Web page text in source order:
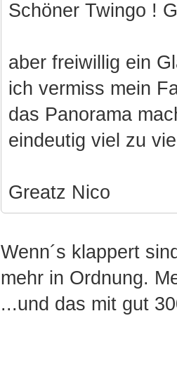
Schöner Twingo !
aber freiwillig ein
ich vermiss mein
das Panorama
eindeutig viel zu
Greatz Nico
Wenn´s klappert
mehr in Ordnung.
...und das mit gut